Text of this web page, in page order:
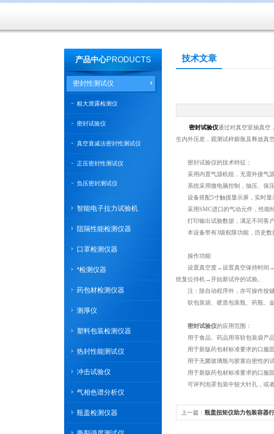
产品中心PRODUCTS
密封性测试仪
粗大泄露检测仪
密封试验仪
真空衰减法密封性测试仪
正压密封性测试仪
负压密封测试仪
智能电子拉力试验机
阻隔性能检测仪器
口罩检测仪器
*检测仪器
药包材检测仪器
测厚仪
塑料包装检测仪器
热封性能测试仪
冲击试验仪
气相色谱分析仪
瓶盖检测仪器
技术文章
密封试验仪通过对真空室抽真空
生内外压差，观测试样膨胀及释放真
密封试验仪的技术特征：
采用内置气源机组，无需外接气源
系统采用微电脑控制，抽压、保压
设备搭配5寸触摸显示屏，实时显
采用SMC进口的气动元件，性能经
打印输出试验数据，满足不同客户
本设备带有3级权限功能，历史数
操作功能
设置真空度→设置真空保持时间→
统复位待机→开始新试件的试验。
注：除自动程序外，亦可操作按键
软包装袋、硬质包装瓶、药瓶、金
密封试验仪的应用范围：
用于食品、药品用等软包装袋产品
用于新版药包材标准要求的口服固
用于无菌玻璃瓶与胶塞自密性的试
用于新版药包材标准要求的口服固
可评判泡罩包装中较大针孔，或者
上一篇： 瓶盖扭矩仪助力包装容器